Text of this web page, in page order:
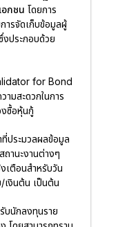
อกชน โดยการ
ารจัดเก็บข้อมูลผู้
ประกอบด้วย
for Bond
มสะดวกในการ
ซื้อหุ้นกู้
ประมวลผลข้อมูล
ถานะงานต่างๆ
เตือนสำหรับวัน
เงินต้น เป็นต้น
บนักลงทุนราย